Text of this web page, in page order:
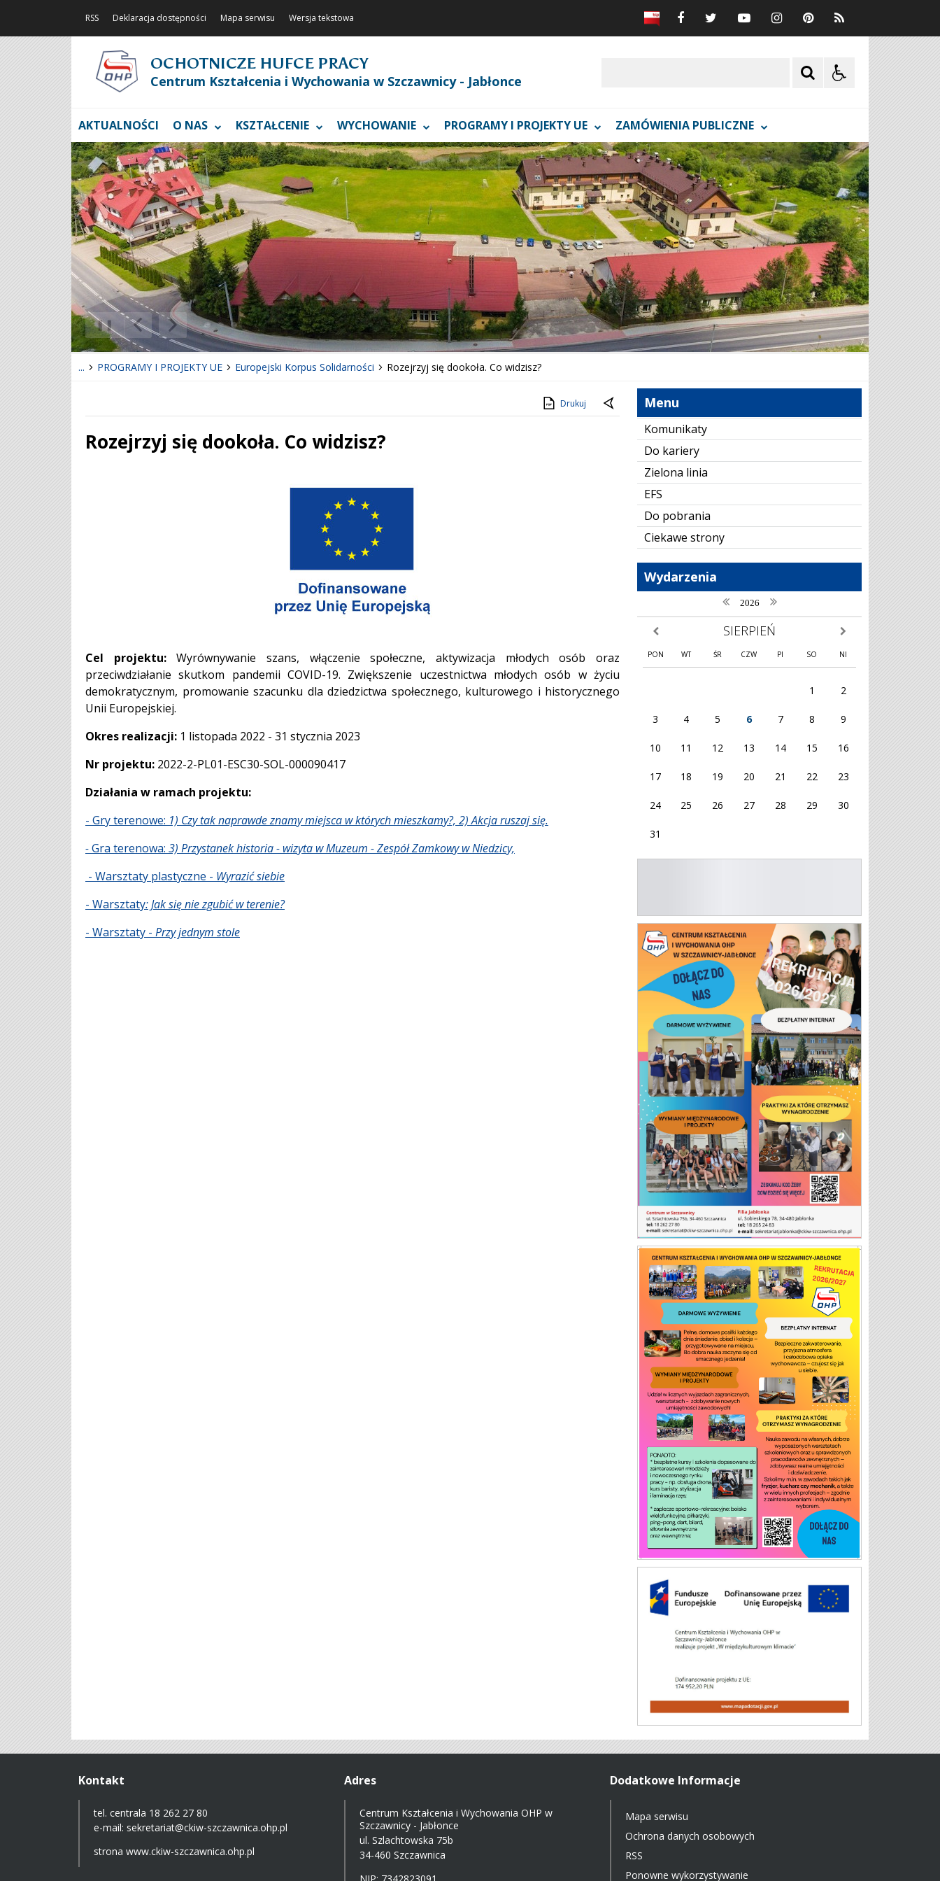
RSS Deklaracja dostępności Mapa serwisu Wersja tekstowa
OCHOTNICZE HUFCE PRACY
Centrum Kształcenia i Wychowania w Szczawnicy - Jabłonce
AKTUALNOŚCI O NAS KSZTAŁCENIE WYCHOWANIE PROGRAMY I PROJEKTY UE ZAMÓWIENIA PUBLICZNE
Poprzedni Element
Następny Element
❚❚
... PROGRAMY I PROJEKTY UE Europejski Korpus Solidarności Rozejrzyj się dookoła. Co widzisz?
Menu
Komunikaty
Do kariery
Zielona linia
EFS
Do pobrania
Ciekawe strony
Wydarzenia
poprzedni rok
2026 następny rok
poprzedni miesiąc SIERPIEŃ następny miesiąc
PON WT ŚR CZW PI SO NI
1 2
3 4 5 6 7 8 9
10 11 12 13 14 15 16
17 18 19 20 21 22 23
24 25 26 27 28 29 30
31
Plakat 26/27
Plakat 26/27 2 strona
Drukuj
Rozejrzyj się dookoła. Co widzisz?
Cel projektu:Wyrównywanie szans, włączenie społeczne, aktywizacja młodych osób oraz
przeciwdziałanie skutkom pandemii COVID-19. Zwiększenie uczestnictwa młodych osób w życiu
demokratycznym, promowanie szacunku dla dziedzictwa społecznego, kulturowego i historycznego
Unii Europejskiej.
Okres realizacji: 1 listopada 2022 - 31 stycznia 2023
Nr projektu: 2022-2-PL01-ESC30-SOL-000090417
Działania w ramach projektu:
- Gry terenowe: 1) Czy tak naprawde znamy miejsca w których mieszkamy?, 2) Akcja ruszaj się.
-Gra terenowa: 3) Przystanek historia - wizyta w Muzeum - Zespół Zamkowy w Niedzicy,
- Warsztaty plastyczne - Wyrazić siebie
- Warsztaty: Jak się nie zgubić w terenie?
- Warsztaty - Przy jednym stole
Kontakt
tel. centrala 18 262 27 80
e-mail: sekretariat@ckiw-szczawnica.ohp.pl
strona www.ckiw-szczawnica.ohp.pl
Adres
Centrum Kształcenia i Wychowania OHP w
Szczawnicy - Jabłonce
ul. Szlachtowska 75b
34-460 Szczawnica
Dodatkowe Informacje
Mapa serwisu
Ochrona danych osobowych
RSS
Ponowne wykorzystywanie